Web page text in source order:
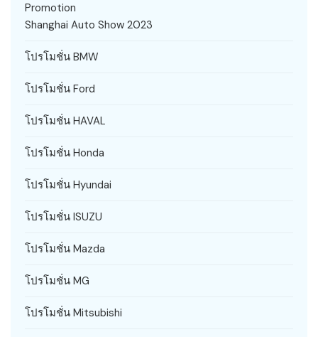
Promotion
Shanghai Auto Show 2023
โปรโมชั่น BMW
โปรโมชั่น Ford
โปรโมชั่น HAVAL
โปรโมชั่น Honda
โปรโมชั่น Hyundai
โปรโมชั่น ISUZU
โปรโมชั่น Mazda
โปรโมชั่น MG
โปรโมชั่น Mitsubishi